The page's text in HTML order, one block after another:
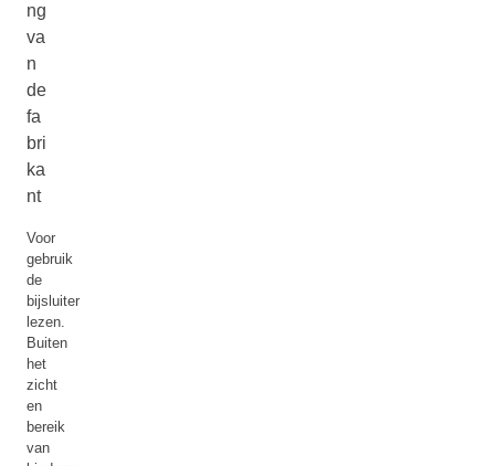
ng
va
n
de
fa
bri
ka
nt
Voor
gebruik
de
bijsluiter
lezen.
Buiten
het
zicht
en
bereik
van